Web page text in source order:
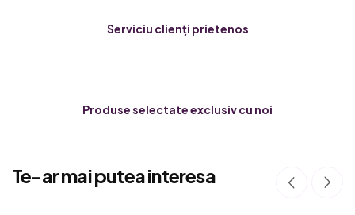
Serviciu clienți prietenos
Produse selectate exclusiv cu noi
Te-ar mai putea interesa